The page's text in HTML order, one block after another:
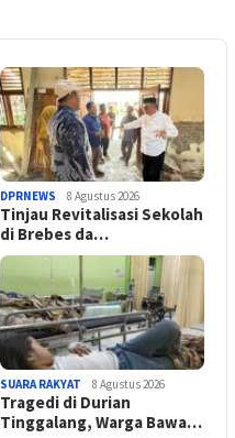
DPRNEWS 8 Agustus 2026
Tinjau Revitalisasi Sekolah
di Brebes da…
SUARA RAKYAT 8 Agustus 2026
Tragedi di Durian
Tinggalang, Warga Bawa…